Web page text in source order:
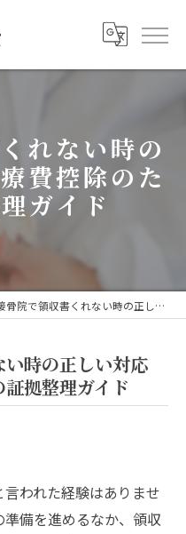
れない時の
費控除のた
ガイド
院で領収書くれない時の正しい対応と医療費控除のための証拠整理ガイド
時の正しい対応
拠整理ガイド
われた経験はありませ
備を進めるなか、領収